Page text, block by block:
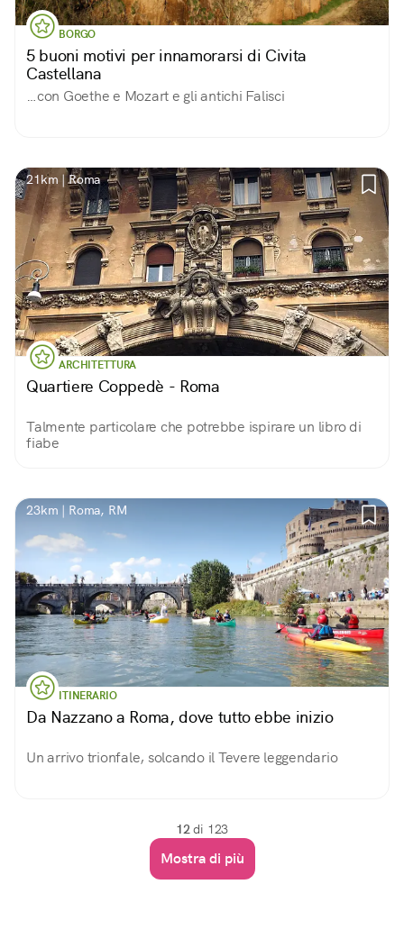
BORGO
5 buoni motivi per innamorarsi di Civita
Castellana
…con Goethe e Mozart e gli antichi Falisci
21km | Roma
ARCHITETTURA
Quartiere Coppedè - Roma
Talmente particolare che potrebbe ispirare un libro di
fiabe
23km | Roma, RM
ITINERARIO
Da Nazzano a Roma, dove tutto ebbe inizio
Un arrivo trionfale, solcando il Tevere leggendario
12di 123
Mostra di più